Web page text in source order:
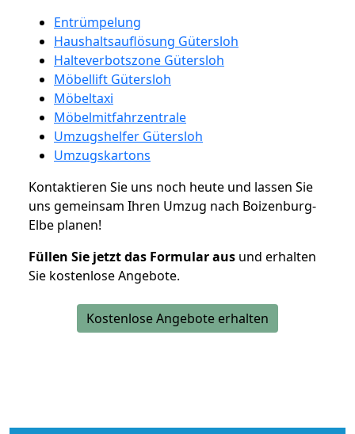
Entrümpelung
Haushaltsauflösung Gütersloh
Halteverbotszone Gütersloh
Möbellift Gütersloh
Möbeltaxi
Möbelmitfahrzentrale
Umzugshelfer Gütersloh
Umzugskartons
Kontaktieren Sie uns noch heute und lassen Sie
uns gemeinsam Ihren Umzug nach Boizenburg-
Elbe planen!
Füllen Sie jetzt das Formular aus und erhalten
Sie kostenlose Angebote.
Kostenlose Angebote erhalten